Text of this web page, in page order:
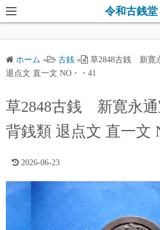
コ
ン
ツ
ス
キ
ッ
令和古銭堂
ホーム » 古銭 »
草2848古銭 新寛
退点文 直一文 NO・・41
草2848古銭 新寛永
背銭類 退点文 直一文
2026-06-23